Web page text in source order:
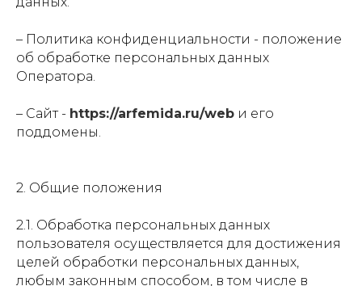
– Политика конфиденциальности - положение
об обработке персональных данных
Оператора.
– Сайт - https://arfemida.ru/web и его
поддомены.
2. Общие положения
2.1. Обработка персональных данных
пользователя осуществляется для достижения
целей обработки персональных данных,
любым законным способом, в том числе в